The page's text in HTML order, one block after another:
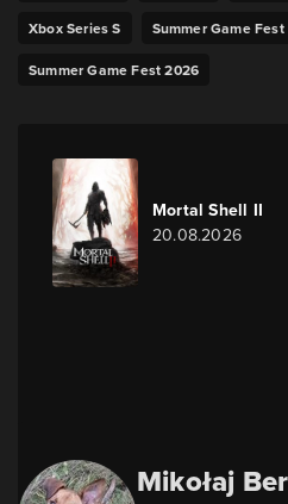
Xbox Series S
Summer Game Fest
Summer Game Fest 2026
Mikołaj
Mortal Shell II
20.08.2026